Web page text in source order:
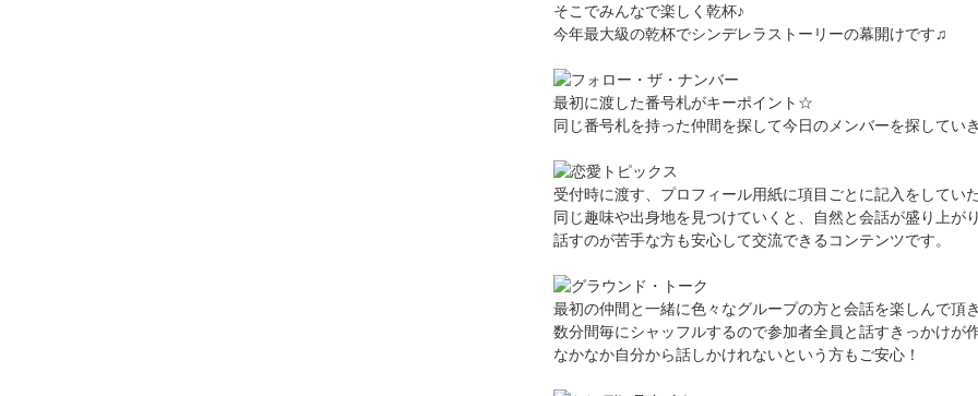
そこでみんなで楽しく乾杯♪
今年最大級の乾杯でシンデレラストーリーの幕開けです♫
最初に渡した番号札がキーポイント☆
同じ番号札を持った仲間を探して今日のメンバーを探してい
受付時に渡す、プロフィール用紙に項目ごとに記入をしてい
同じ趣味や出身地を見つけていくと、自然と会話が盛り上がり
話すのが苦手な方も安心して交流できるコンテンツです。
最初の仲間と一緒に色々なグループの方と会話を楽しんで頂き
数分間毎にシャッフルするので参加者全員と話すきっかけが
なかなか自分から話しかけれないという方もご安心！